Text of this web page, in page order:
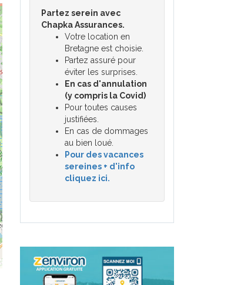
Partez serein avec
Chapka Assurances.
Votre location en
Bretagne est choisie.
Partez assuré pour
éviter les surprises.
En cas d'annulation
(y compris la Covid)
Pour toutes causes
justifiées.
En cas de dommages
au bien loué.
Pour des vacances
sereines + d'info
cliquez ici.